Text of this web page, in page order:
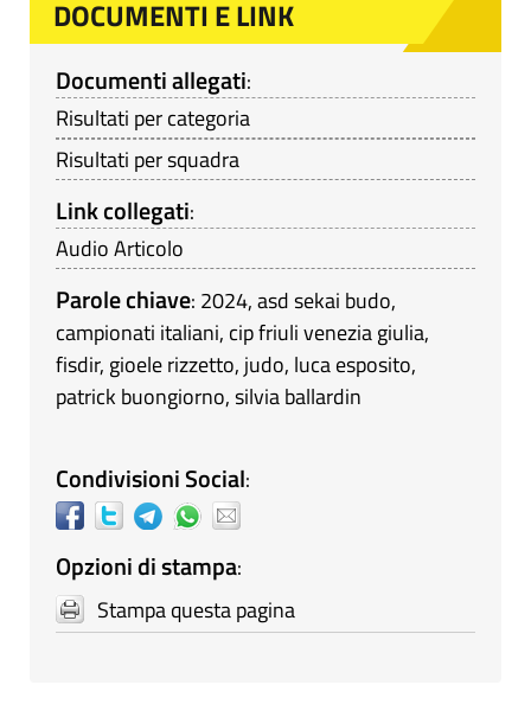
DOCUMENTI E LINK
Documenti allegati:
Risultati per categoria
Risultati per squadra
Link collegati:
Audio Articolo
Parole chiave: 2024,asd sekai budo,
campionati italiani, cip friuli venezia giulia,
fisdir, gioele rizzetto, judo, luca esposito,
patrick buongiorno,silvia ballardin
Condivisioni Social:
Opzioni di stampa:
Stampa questa pagina